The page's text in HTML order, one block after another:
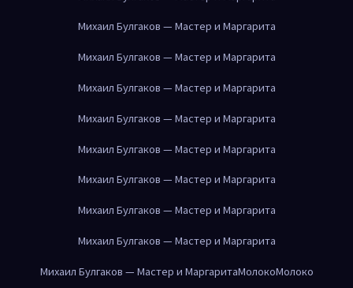
Михаил Булгаков — Мастер и Маргарита
Михаил Булгаков — Мастер и Маргарита
Михаил Булгаков — Мастер и Маргарита
Михаил Булгаков — Мастер и Маргарита
Михаил Булгаков — Мастер и Маргарита
Михаил Булгаков — Мастер и Маргарита
Михаил Булгаков — Мастер и Маргарита
Михаил Булгаков — Мастер и Маргарита
Михаил Булгаков — Мастер и МаргаритаМолокоМолоко